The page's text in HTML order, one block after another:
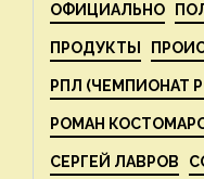
ОФИЦИАЛЬНО
ПРОДУКТЫ
РПЛ (ЧЕМПИОНАТ
РОМАН
СЕРГЕЙ ЛАВРОВ